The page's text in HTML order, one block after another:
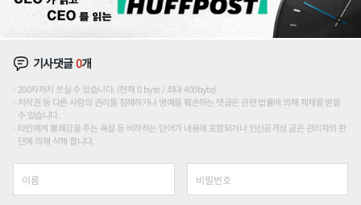
기사댓글0개
200자까지 쓰실 수 있습니다. (현재 0 byte / 최대 400byte)
저작권 등 다른 사람의 권리를 침해하거나 명예를 훼손하는 댓글은 관련 법률에 의해 제재를 받을
수 있습니다.
타인에게 불쾌감을 주는 욕설 등 비하하는 단어가 내용에 포함되거나 인신공격성 글은 관리자의 판
단에 의해 삭제 합니다.